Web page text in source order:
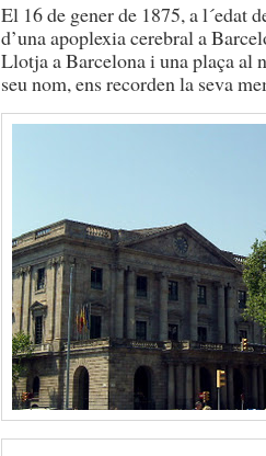
El 16 de gener de 1875, a l´edat
d’una apoplexia cerebral a
Llotja a Barcelona i una plaça al
seu nom, ens recorden la seva